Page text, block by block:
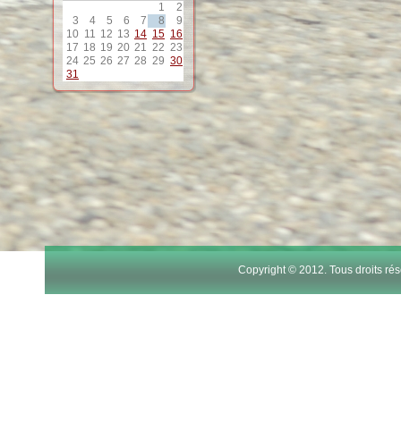
1
2
3
4 5 6 7 8
9
10 11 12 13 14 15 16
17 18 19 20 21 22 23
24 25 26 27 28 29 30
31
12
13
15
17
Copyright © 2012. Tous droits